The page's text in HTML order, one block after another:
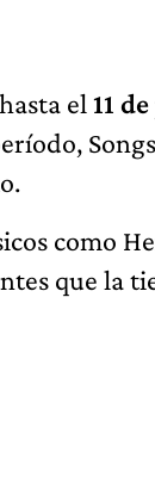
el 11
como
que la